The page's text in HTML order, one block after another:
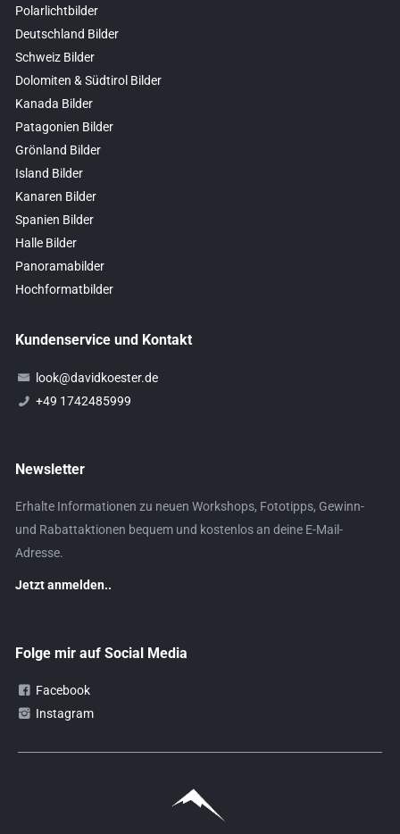
Polarlichtbilder
Deutschland Bilder
Schweiz Bilder
Dolomiten & Südtirol Bilder
Kanada Bilder
Patagonien Bilder
Grönland Bilder
Island Bilder
Kanaren Bilder
Spanien Bilder
Halle Bilder
Panoramabilder
Hochformatbilder
Kundenservice und Kontakt
look@davidkoester.de
+49 1742485999
Newsletter
Erhalte Informationen zu neuen Workshops, Fototipps, Gewinn-
und Rabattaktionen bequem und kostenlos an deine E-Mail-
Adresse.
Jetzt anmelden..
Folge mir auf Social Media
Facebook
Instagram